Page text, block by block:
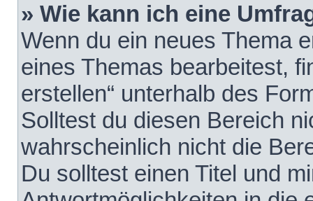
» Wie kann ich eine
Wenn du ein neues Thema
eines Themas bearbeitest,
erstellen“ unterhalb des
Solltest du diesen Bereich
wahrscheinlich nicht die
Du solltest einen Titel und